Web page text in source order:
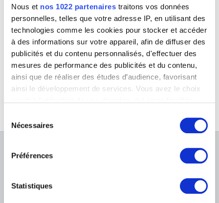
Nous et nos 1022 partenaires traitons vos données
personnelles, telles que votre adresse IP, en utilisant des
technologies comme les cookies pour stocker et accéder
à des informations sur votre appareil, afin de diffuser des
publicités et du contenu personnalisés, d'effectuer des
mesures de performance des publicités et du contenu,
ainsi que de réaliser des études d’audience, favorisant
ainsi le développement de services. Vous avez le choix
tout moment en consultant la Déclaration relative aux
cookies ou en cliquant sur l'icône de confidentialité.
Si vous le permettez, nous aimerions également :
géographique qui peuvent être précises à plusieurs
mètres près
Nécessaires
Préférences
Statistiques
Carte avec en trompe-l'oeil : deux gravures et deux pages de titre
Anonyme
À PROPOS DES MUSÉES
Infos pratiques